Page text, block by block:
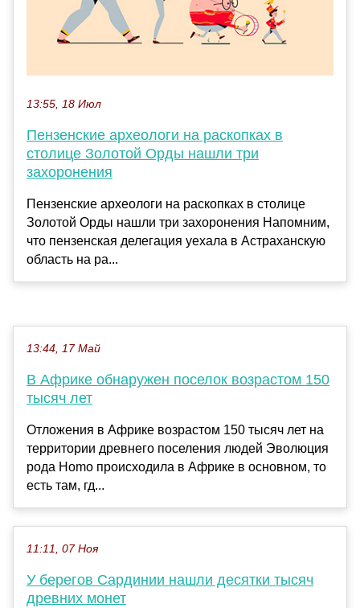
13:55, 18 Июл
Пензенские археологи на раскопках в
столице Золотой Орды нашли три
захоронения
Пензенские археологи на раскопках в столице
Золотой Орды нашли три захоронения Напомним,
что пензенская делегация уехала в Астраханскую
область на ра...
13:44, 17 Май
В Африке обнаружен поселок возрастом 150
тысяч лет
Отложения в Африке возрастом 150 тысяч лет на
территории древнего поселения людей Эволюция
рода Homo происходила в Африке в основном, то
есть там, гд...
11:11, 07 Ноя
У берегов Сардинии нашли десятки тысяч
древних монет